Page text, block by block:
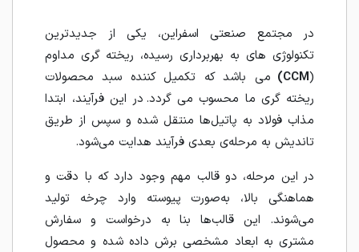
در مجتمع صنعتی اسفراین، یکی از جدیدترین
تکنولوژی های به بهربرداری رسیده، ریخته گری مداوم
(
CCM)
می باشد که تکمیل کننده سبد محصولات
ریخته گری ما محسوب می گردد. در این فرآیند، ابتدا
مذاب فولاد به پاتیل‌ها منتقل شده و سپس از طریق
تاندیش به مرحله‌ی بعدی فرآیند هدایت می‌شود.
در این مرحله، دو قالب مهم وجود دارد که با دقت و
هماهنگی بالا، به‌صورت پیوسته وارد چرخه تولید
می‌شوند. این قالب‌ها بنا به درخواست و سفارش
مشتری به ابعاد مشخصی برش داده شده و محصول